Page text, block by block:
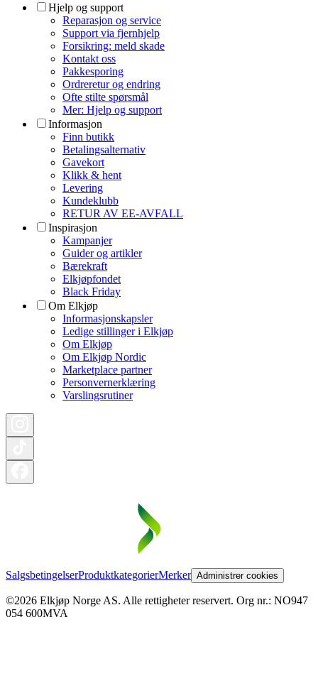
Hjelp og support
Reparasjon og service
Support via fjernhjelp
Forsikring: meld skade
Kontakt oss
Pakkesporing
Ordreretur og endring
Ofte stilte spørsmål
Mer: Hjelp og support
Informasjon
Finn butikk
Betalingsalternativ
Gavekort
Klikk & hent
Levering
Kundeklubb
RETUR AV EE-AVFALL
Inspirasjon
Kampanjer
Guider og artikler
Bærekraft
Elkjøpfondet
Black Friday
Om Elkjøp
Informasjonskapsler
Ledige stillinger i Elkjøp
Om Elkjøp
Om Elkjøp Nordic
Marketplace partner
Personvernerklæring
Varslingsrutiner
SalgsbetingelserProduktkategorierMerker Administrer cookies
©2026 Elkjøp Norge AS. Alle rettigheter reservert. Org nr.: NO947
054 600MVA